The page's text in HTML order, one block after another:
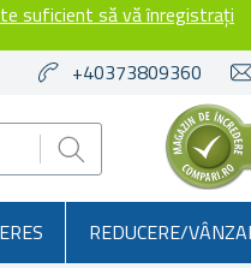
suficient să vă înregistrați
+40373809360
REDUCERE/